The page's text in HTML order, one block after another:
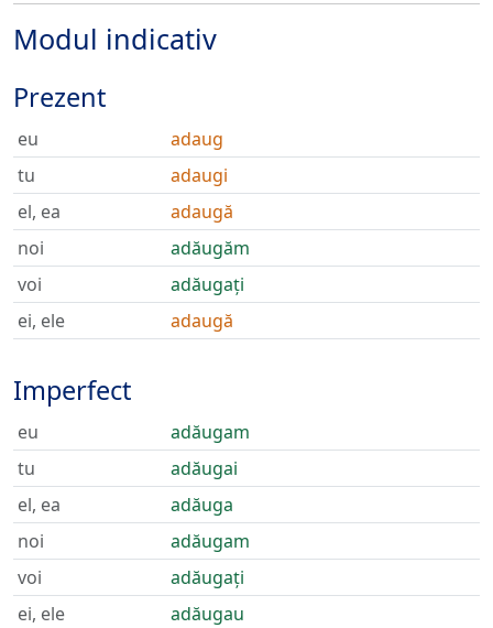
Modul indicativ
Prezent
eu
adaug
tu
adaugi
el, ea
adaugă
noi
adăugăm
voi
adăugați
ei, ele
adaugă
Imperfect
eu
adăugam
tu
adăugai
el, ea
adăuga
noi
adăugam
voi
adăugați
ei, ele
adăugau